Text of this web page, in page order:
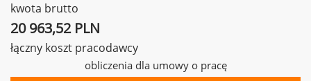
kwota brutto
20 963,52 PLN
łączny koszt pracodawcy
obliczenia dla umowy o pracę